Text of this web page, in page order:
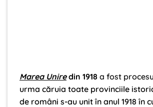
Marea Uniredin 1918 a fost
urma căruia toate provinciile
de români s-au unit în anul 1918 în